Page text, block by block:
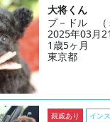
大将くん
プ－ドル （
2025年03月
1歳5ヶ月
東京都
親戚あり イン